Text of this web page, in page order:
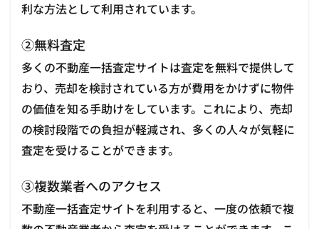
利な方法として利用されています。
②無料査定
多くの不動産一括査定サイトは査定を無料で提供して
おり、売却を検討されている方が費用をかけずに物件
の価値を知る手助けをしています。これにより、売却
の検討段階での負担が軽減され、多くの人々が気軽に
査定を受けることができます。
③複数業者へのアクセス
不動産一括査定サイトを利用すると、一度の依頼で複